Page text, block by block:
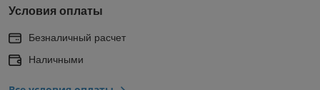
Условия оплаты
Безналичный расчет
Наличными